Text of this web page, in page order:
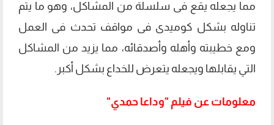
مما يجعله يقع فى سلسلة من المشاكل، وهو ما يتم
تناوله بشكل كوميدى فى مواقف تحدث فى العمل
ومع خطيبته وأهله وأصدقائه، مما يزيد من المشاكل
التي يقابلها ويجعله يتعرض للخداع بشكل أكبر.
معلومات عن فيلم "وداعا حمدي"